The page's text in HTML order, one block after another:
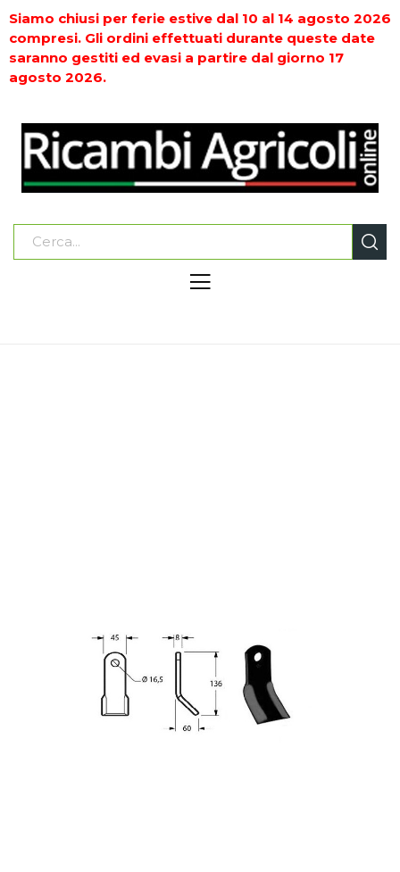
Siamo chiusi per ferie estive dal 10 al 14 agosto 2026
compresi. Gli ordini effettuati durante queste date
saranno gestiti ed evasi a partire dal giorno 17
agosto 2026.